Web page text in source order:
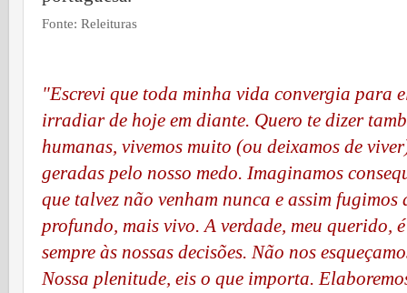
Fonte: Releituras
"Escrevi que toda minha vida convergia para
irradiar de hoje em diante. Quero te dizer
humanas, vivemos muito (ou deixamos de
geradas pelo nosso medo. Imaginamos
que talvez não venham nunca e assim
profundo, mais vivo. A verdade, meu querido,
sempre às nossas decisões. Não nos
Nossa plenitude, eis o que importa.